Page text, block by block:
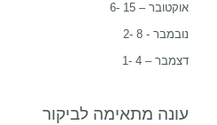
אוקטובר – 15 -6
נובמבר - 8 -2
דצמבר – 4 -1
עונה מתאימה לביקור